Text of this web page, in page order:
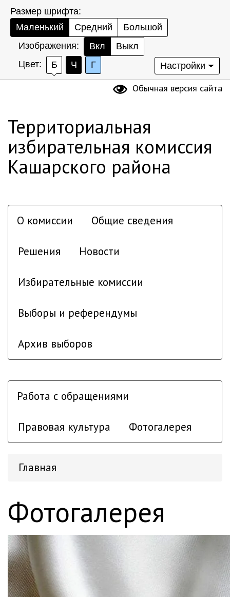
Размер шрифта:
Маленький
Средний
Большой
Изображения:
Вкл
Выкл
Цвет:
Б Ч Г Настройки
Обычная версия сайта
Территориальная
избирательная комиссия
Кашарского района
О комиссии Общие сведения
Решения Новости
Избирательные комиссии
Выборы и референдумы
Архив выборов
Работа с обращениями
Правовая культура Фотогалерея
Главная
Фотогалерея